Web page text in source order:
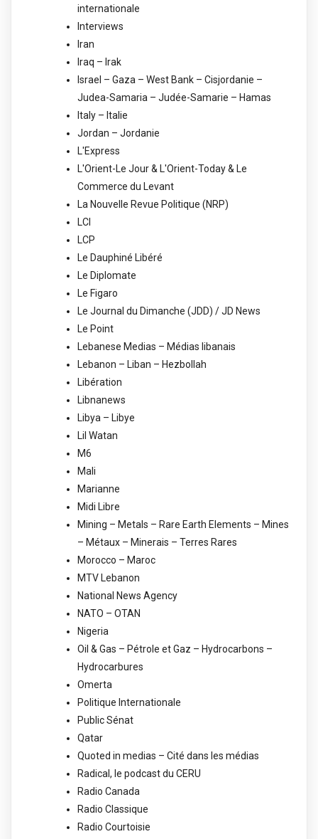
internationale
Interviews
Iran
Iraq – Irak
Israel – Gaza – West Bank – Cisjordanie –
Judea-Samaria – Judée-Samarie – Hamas
Italy – Italie
Jordan – Jordanie
L'Express
L'Orient-Le Jour & L'Orient-Today & Le
Commerce du Levant
La Nouvelle Revue Politique (NRP)
LCI
LCP
Le Dauphiné Libéré
Le Diplomate
Le Figaro
Le Journal du Dimanche (JDD) / JD News
Le Point
Lebanese Medias – Médias libanais
Lebanon – Liban – Hezbollah
Libération
Libnanews
Libya – Libye
Lil Watan
M6
Mali
Marianne
Midi Libre
Mining – Metals – Rare Earth Elements – Mines
– Métaux – Minerais – Terres Rares
Morocco – Maroc
MTV Lebanon
National News Agency
NATO – OTAN
Nigeria
Oil & Gas – Pétrole et Gaz – Hydrocarbons –
Hydrocarbures
Omerta
Politique Internationale
Public Sénat
Qatar
Quoted in medias – Cité dans les médias
Radical, le podcast du CERU
Radio Canada
Radio Classique
Radio Courtoisie